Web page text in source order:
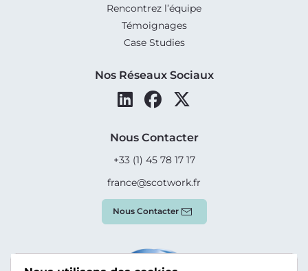
Rencontrez l’équipe
Témoignages
Case Studies
Nos Réseaux Sociaux
Nous Contacter
+33 (1) 45 78 17 17
france@scotwork.fr
Nous Contacter